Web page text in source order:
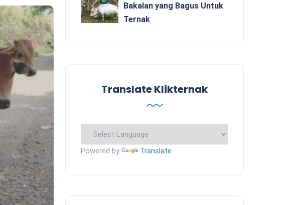
Bakalan yang Bagus Untuk
Ternak
Translate Klikternak
Powered by Translate